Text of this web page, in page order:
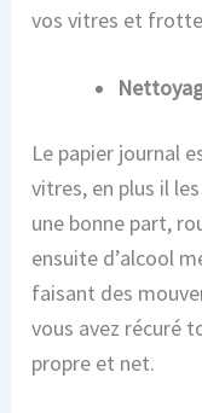
vos vitres et
Le papier journal
vitres, en plus il
une bonne part,
ensuite d’alcool
faisant des
vous avez récuré
propre et net.